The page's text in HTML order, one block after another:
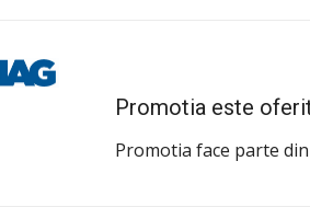
Promotia este
Promotia face parte